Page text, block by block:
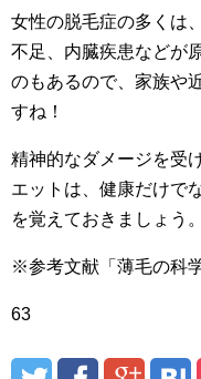
女性の脱毛症の多くは
不足、内臓疾患などが
のもあるので、家族や
すね！
精神的なダメージを受
エットは、健康だけで
を覚えておきましょう。
※参考文献「薄毛の科学
63